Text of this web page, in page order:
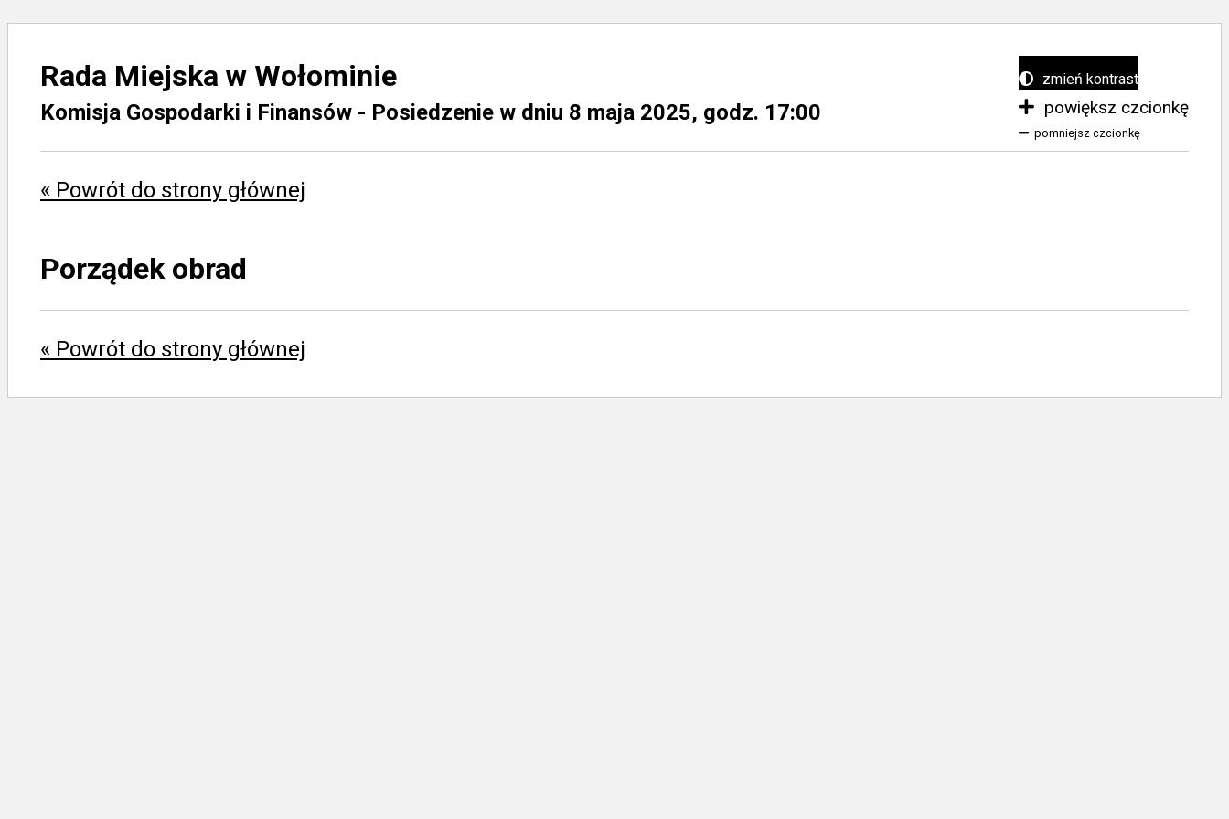
zmień kontrast
powiększ czcionkę
pomniejsz czcionkę
Rada Miejska w Wołominie
Komisja Gospodarki i Finansów - Posiedzenie w dniu 8 maja 2025, godz. 17:00
« Powrót do strony głównej
Porządek obrad
« Powrót do strony głównej